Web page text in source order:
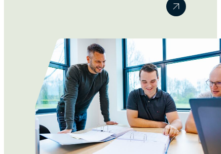
een nieuwe collega uiteindelijk toch niet blijkt te passen
binnen het team. Dat is begrijpelijk. Technische kennis is
Motivatie, ambities…